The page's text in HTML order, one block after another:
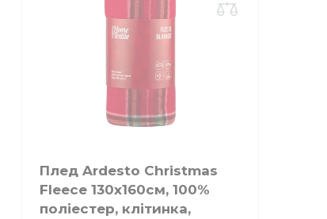
Плед Ardesto Christmas
Fleece 130x160см, 100%
поліестер, клітинка,